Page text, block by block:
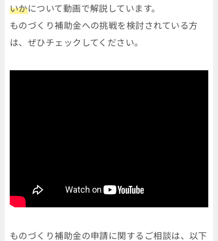
いかについて動画で解説しています。
ものづくり補助金への挑戦を検討されている方
は、ぜひチェックしてください。
ものづくり補助金の申請に関するご相談は、以下